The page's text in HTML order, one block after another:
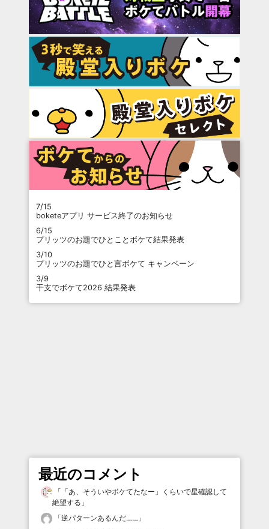
7/15
boketeアプリ サービス終了のお知らせ
6/15
プリッツのお題でひとことボケて結果発表
3/10
プリッツのお題でひと言ボケて キャンペーン
3/9
干支でボケて2026 結果発表
最近のコメント
「 「あ、そういやボケてたなー」くらいで星確認して
絶望する 」
「逆パターンあるんだ…… 」